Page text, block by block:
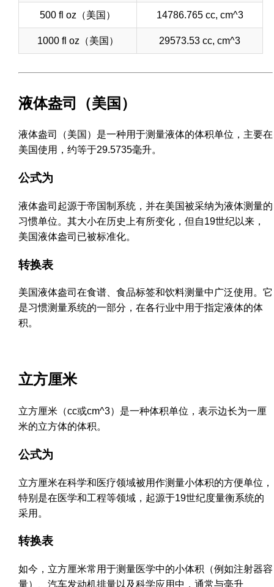
500 fl oz（美国） 14786.765 cc, cm^3
1000 fl oz（美国） 29573.53 cc, cm^3
液体盎司（美国）
液体盎司（美国）是一种用于测量液体的体积单位，主要在
美国使用，约等于29.5735毫升。
公式为
液体盎司起源于帝国制系统，并在美国被采纳为液体测量的
习惯单位。其大小在历史上有所变化，但自19世纪以来，
美国液体盎司已被标准化。
转换表
美国液体盎司在食谱、食品标签和饮料测量中广泛使用。它
是习惯测量系统的一部分，在各行业中用于指定液体的体
积。
立方厘米
立方厘米（cc或cm^3）是一种体积单位，表示边长为一厘
米的立方体的体积。
公式为
立方厘米在科学和医疗领域被用作测量小体积的方便单位，
特别是在医学和工程等领域，起源于19世纪度量衡系统的
采用。
转换表
如今，立方厘米常用于测量医学中的小体积（例如注射器容
量）、汽车发动机排量以及科学应用中，通常与毫升